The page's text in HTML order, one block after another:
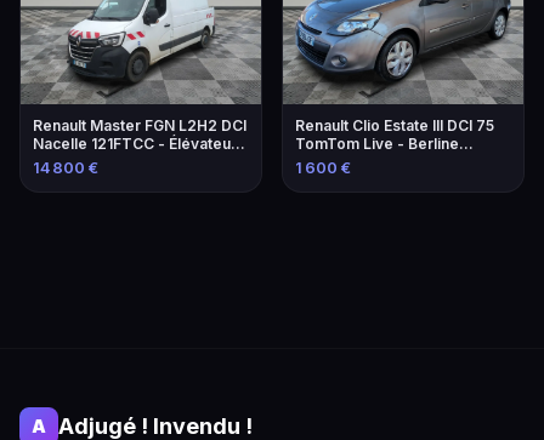
Renault Master FGN L2H2 DCI
Nacelle 121FTCC - Élévateur
de 2021
14 800 €
Renault Clio Estate III DCI 75
TomTom Live - Berline
familiale économique
1 600 €
A Adjugé ! Invendu !